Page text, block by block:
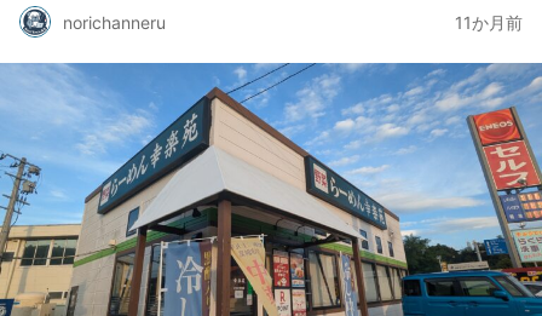
norichanneru 11か月前